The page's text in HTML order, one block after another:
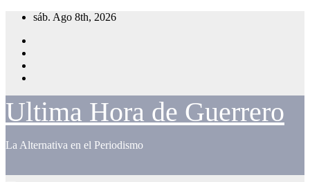
Saltar
contenido
sáb. Ago 8th, 2026
Ultima Hora de Guerrero
La Alternativa en el Periodismo